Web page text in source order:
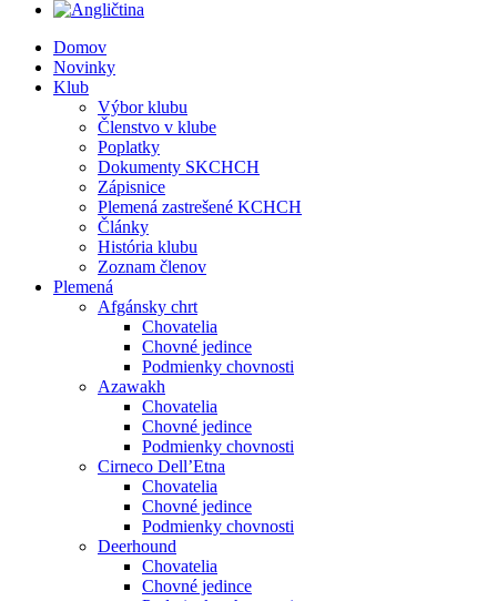
Domov
Novinky
Klub
Výbor klubu
Členstvo v klube
Poplatky
Dokumenty SKCHCH
Zápisnice
Plemená zastrešené KCHCH
Články
História klubu
Zoznam členov
Plemená
Afgánsky chrt
Chovatelia
Chovné jedince
Podmienky chovnosti
Azawakh
Chovatelia
Chovné jedince
Podmienky chovnosti
Cirneco Dell’Etna
Chovatelia
Chovné jedince
Podmienky chovnosti
Deerhound
Chovatelia
Chovné jedince